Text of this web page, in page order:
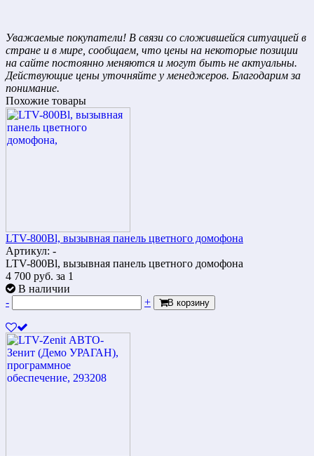
Уважаемые покупатели! В связи со сложившейся ситуацией в
стране и в мире, сообщаем, что цены на некоторые позиции
на сайте постоянно меняются и могут быть не актуальны.
Действующие цены уточняйте у менеджеров. Благодарим за
понимание.
Похожие товары
LTV-800Bl, вызывная панель цветного домофона
Артикул: -
LTV-800Bl, вызывная панель цветного домофона
4 700 руб. за 1
В наличии
-
+ В корзину